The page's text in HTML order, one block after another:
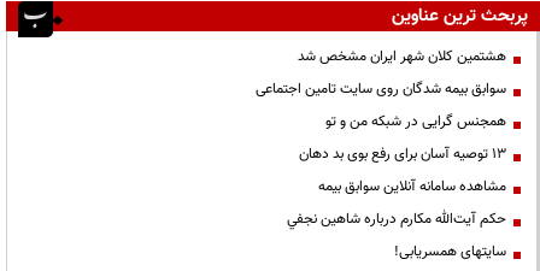
پربحث ترین عناوین
هشتمین کلان شهر ایران مشخص شد
سوابق بیمه شدگان روی سایت تامین اجتماعی
همجنس گرایی در شبکه من و تو
13 توصیه آسان برای رفع بوی بد دهان
مشاهده سامانه آنلاين سوابق بیمه
حكم آيت‌الله مكارم درباره شاهين نجفي
سایتهای همسریابی!